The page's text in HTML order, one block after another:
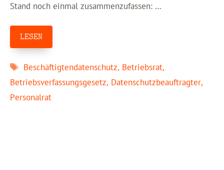
Stand noch einmal zusammenzufassen: …
LESEN
Schlagwörter
Beschäftigtendatenschutz, Betriebsrat,
Betriebsverfassungsgesetz, Datenschutzbeauftragter,
Personalrat